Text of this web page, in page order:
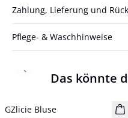
Zahlung, Lieferung und
Pflege- & Waschhinweise
Das könnte
Neuheiten
GZlicie Bluse
Previous slide